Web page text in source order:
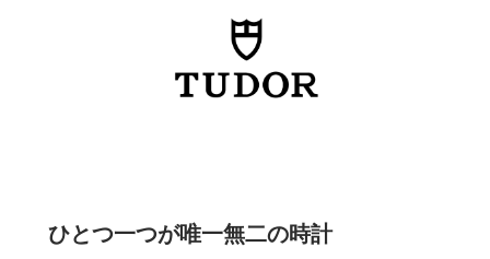
ひとつ一つが唯一無二の時計